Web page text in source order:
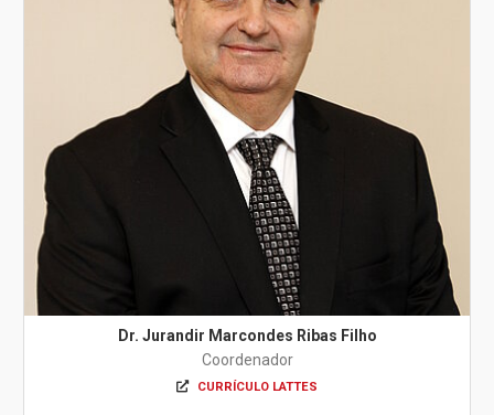
Dr. Jurandir Marcondes Ribas Filho
Coordenador
CURRÍCULO LATTES